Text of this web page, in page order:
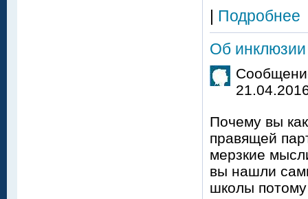
| Подробнее
Об инклюзии
Почему вы
правящей
мерзкие
вы нашли
школы